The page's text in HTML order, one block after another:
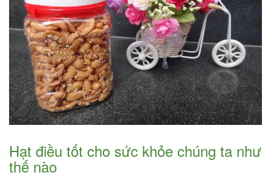
Hạt điều tốt cho sức khỏe chúng ta như
thế nào